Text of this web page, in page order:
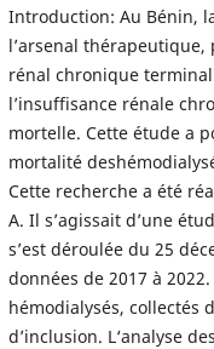
Introduction: Au Bénin,
l’arsenal
rénal chronique
l’insuffisance rénale
mortelle. Cette étude a
mortalité
Cette recherche a été
A. Il s’agissait d’une
s’est déroulée du 25
données de 2017 à
hémodialysés, collectés
d’inclusion. L‘analyse